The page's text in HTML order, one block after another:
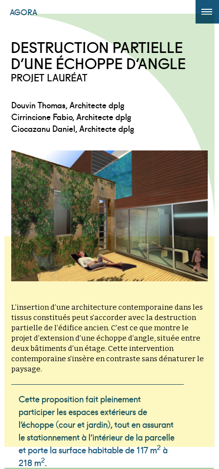
AGORA
AGORA +
Powered by Translate
DESTRUCTION PARTIELLE
D’UNE ÉCHOPPE D’ANGLE
PROJET LAURÉAT
Douvin Thomas, Architecte dplg
Cirrincione Fabio, Architecte dplg
Ciocazanu Daniel, Architecte dplg
L’insertion d’une architecture contemporaine dans les
tissus constitués peut s’accorder avec la destruction
partielle de l’édifice ancien. C’est ce que montre le
projet d’extension d’une échoppe d’angle, située entre
deux bâtiments d’un étage. Cette intervention
contemporaine s’insère en contraste sans dénaturer le
paysage.
Cette proposition fait pleinement
participer les espaces extérieurs de
l’échoppe (cour et jardin), tout en assurant
le stationnement à l’intérieur de la parcelle
et porte la surface habitable de 117 m2à
218 m2.